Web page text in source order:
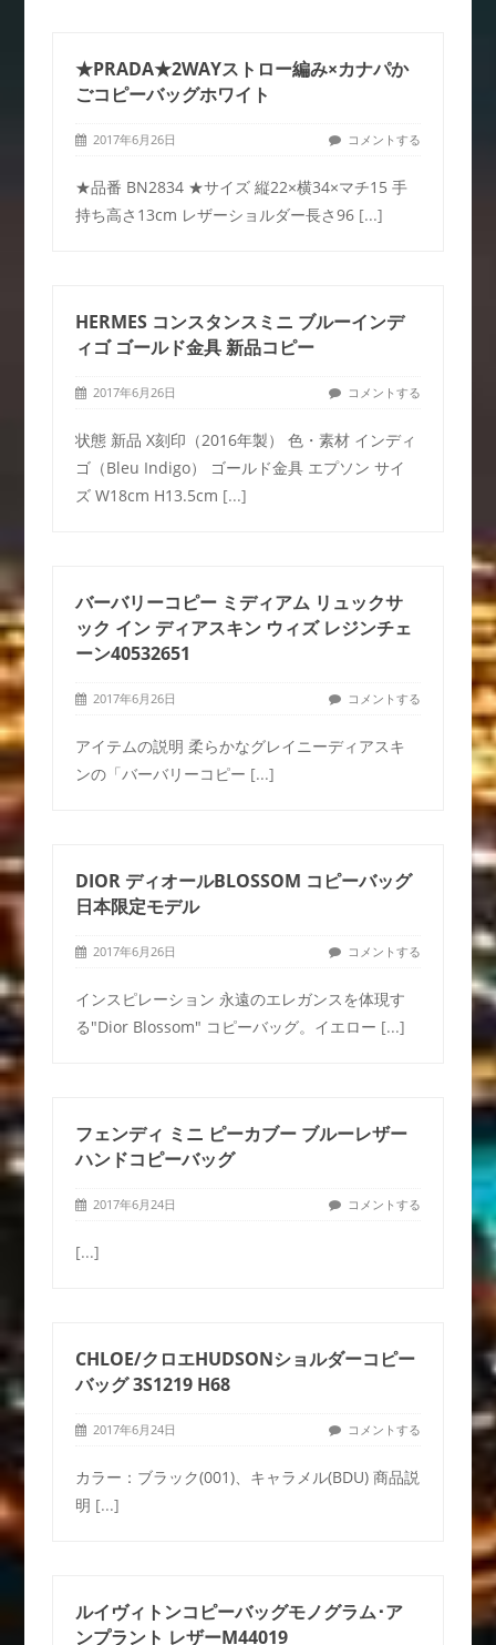
★PRADA★2WAYストロー編み×カナパか
ごコピーバッグホワイト
2017年6月26日 コメントする
★品番 BN2834 ★サイズ 縦22×横34×マチ15 手
持ち高さ13cm レザーショルダー長さ96 [...]
HERMES コンスタンスミニ ブルーインデ
ィゴ ゴールド金具 新品コピー
2017年6月26日 コメントする
状態 新品 X刻印（2016年製） 色・素材 インディ
ゴ（Bleu Indigo） ゴールド金具 エプソン サイ
ズ W18cm H13.5cm [...]
バーバリーコピー ミディアム リュックサ
ック イン ディアスキン ウィズ レジンチェ
ーン40532651
2017年6月26日 コメントする
アイテムの説明 柔らかなグレイニーディアスキ
ンの「バーバリーコピー [...]
DIOR ディオールBLOSSOM コピーバッグ
日本限定モデル
2017年6月26日 コメントする
インスピレーション 永遠のエレガンスを体現す
る"Dior Blossom" コピーバッグ。イエロー [...]
フェンディ ミニ ピーカブー ブルーレザー
ハンドコピーバッグ
2017年6月24日 コメントする
[...]
CHLOE/クロエHUDSONショルダーコピー
バッグ 3S1219 H68
2017年6月24日 コメントする
カラー：ブラック(001)、キャラメル(BDU) 商品説
明 [...]
ルイヴィトンコピーバッグモノグラム･ア
ンプラント レザーM44019